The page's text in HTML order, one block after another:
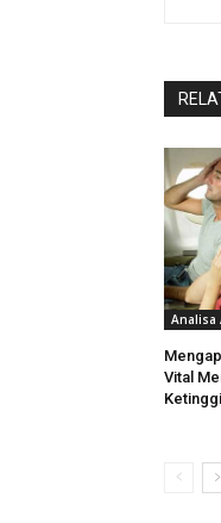
Analisa
Vital